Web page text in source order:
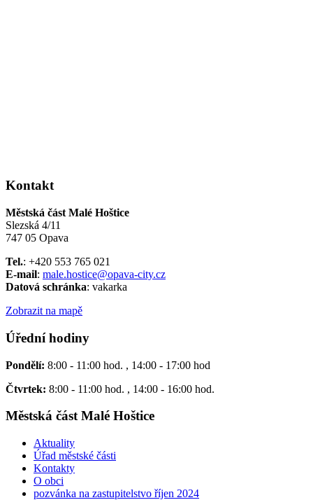
Kontakt
Městská část Malé Hoštice
Slezská 4/11
747 05 Opava
Tel.: +420 553 765 021
E-mail: male.hostice@opava-city.cz
Datová schránka: vakarka
Zobrazit na mapě
Úřední hodiny
Pondělí: 8:00 - 11:00 hod. , 14:00 - 17:00 hod
Čtvrtek: 8:00 - 11:00 hod. , 14:00 - 16:00 hod.
Městská část Malé Hoštice
Aktuality
Úřad městské části
Kontakty
O obci
pozvánka na zastupitelstvo říjen 2024